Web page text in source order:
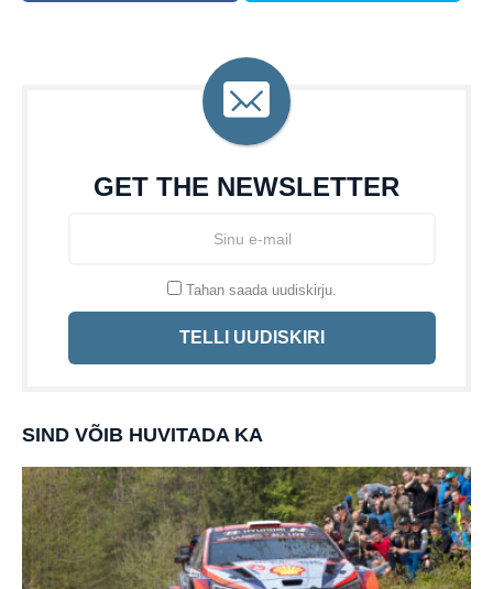
GET THE NEWSLETTER
Tahan saada uudiskirju.
TELLI UUDISKIRI
SIND VÕIB HUVITADA KA